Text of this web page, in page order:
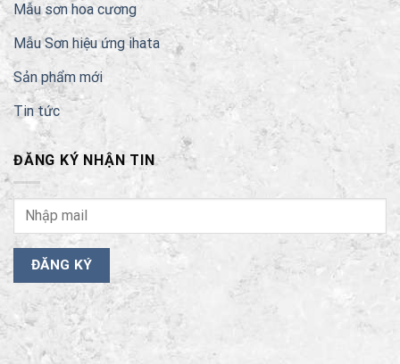
Mẫu sơn hoa cương
Mẫu Sơn hiệu ứng ihata
Sản phẩm mới
Tin tức
ĐĂNG KÝ NHẬN TIN